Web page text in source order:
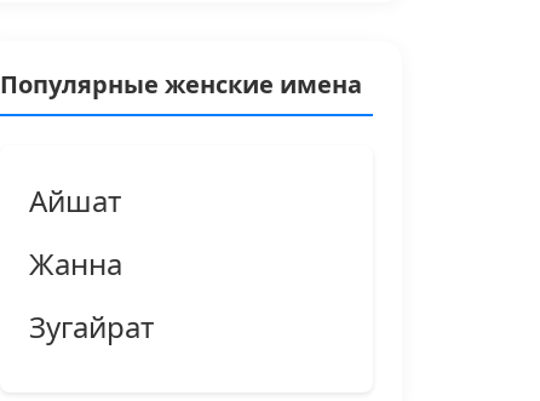
Популярные женские имена
Айшат
Жанна
Зугайрат